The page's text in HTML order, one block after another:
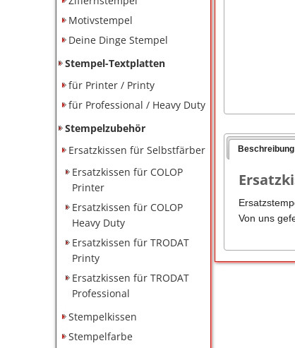
Motivstempel
Deine Dinge Stempel
Stempel-Textplatten
für Printer / Printy
für Professional / Heavy Duty
Stempelzubehör
Ersatzkissen für Selbstfärber
Ersatzkissen für COLOP
Printer
Ersatzkissen für COLOP
Heavy Duty
Ersatzkissen für TRODAT
Printy
Ersatzkissen für TRODAT
Professional
Stempelkissen
Stempelfarbe
Beschreibung
Von uns